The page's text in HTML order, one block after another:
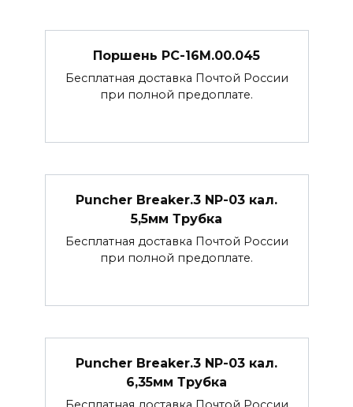
Поршень РС-16М.00.045
Бесплатная доставка Почтой России
при полной предоплате.
Puncher Breaker.3 NP-03 кал.
5,5мм Трубка
Бесплатная доставка Почтой России
при полной предоплате.
Puncher Breaker.3 NP-03 кал.
6,35мм Трубка